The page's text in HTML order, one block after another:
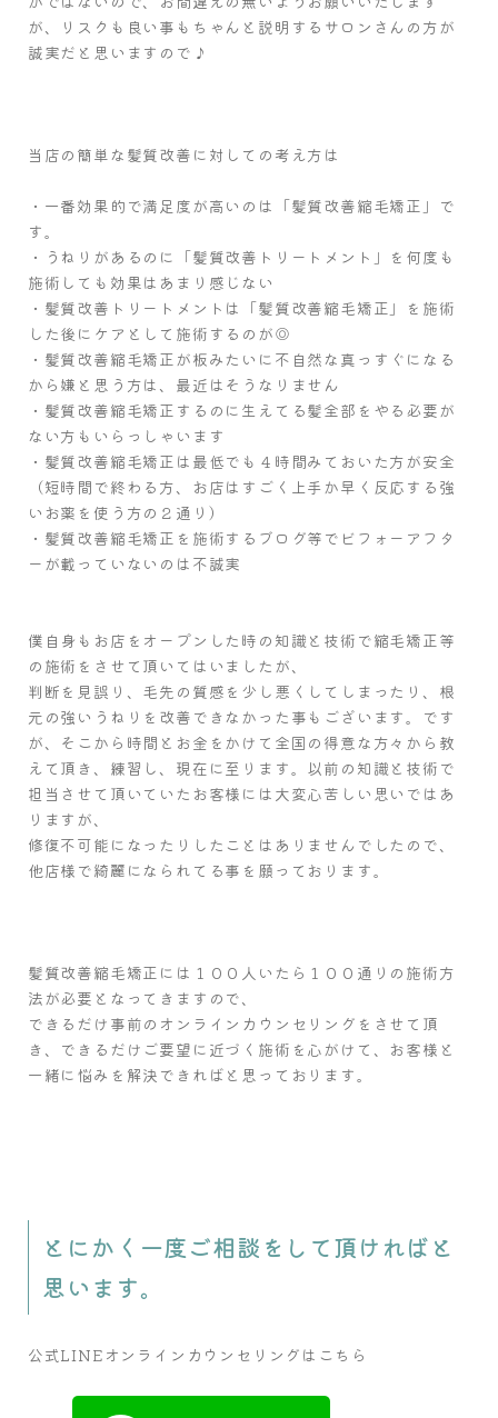
が、リスクも良い事もちゃんと説明するサロンさんの方が
誠実だと思いますので♪
当店の簡単な髪質改善に対しての考え方は
・一番効果的で満足度が高いのは「髪質改善縮毛矯正」で
す。
・うねりがあるのに「髪質改善トリートメント」を何度も
施術しても効果はあまり感じない
・髪質改善トリートメントは「髪質改善縮毛矯正」を施術
した後にケアとして施術するのが◎
・髪質改善縮毛矯正が板みたいに不自然な真っすぐになる
から嫌と思う方は、最近はそうなりません
・髪質改善縮毛矯正するのに生えてる髪全部をやる必要が
ない方もいらっしゃいます
・髪質改善縮毛矯正は最低でも４時間みておいた方が安全
（短時間で終わる方、お店はすごく上手か早く反応する強
いお薬を使う方の２通り）
・髪質改善縮毛矯正を施術するブログ等でビフォーアフタ
ーが載っていないのは不誠実
僕自身もお店をオープンした時の知識と技術で縮毛矯正等
の施術をさせて頂いてはいましたが、
判断を見誤り、毛先の質感を少し悪くしてしまったり、根
元の強いうねりを改善できなかった事もございます。です
が、そこから時間とお金をかけて全国の得意な方々から教
えて頂き、練習し、現在に至ります。以前の知識と技術で
担当させて頂いていたお客様には大変心苦しい思いではあ
りますが、
修復不可能になったりしたことはありませんでしたので、
他店様で綺麗になられてる事を願っております。
髪質改善縮毛矯正には１００人いたら１００通りの施術方
法が必要となってきますので、
できるだけ事前のオンラインカウンセリングをさせて頂
き、できるだけご要望に近づく施術を心がけて、お客様と
一緒に悩みを解決できればと思っております。
とにかく一度ご相談をして頂ければと
思います。
公式LINEオンラインカウンセリングはこちら